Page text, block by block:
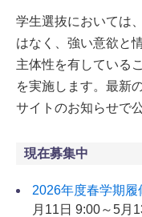
学生選抜においては
はなく、強い意欲と
主体性を有している
を実施します。最新
サイトのお知らせで
現在募集中
2026年度春学期
月11日 9:00～5月